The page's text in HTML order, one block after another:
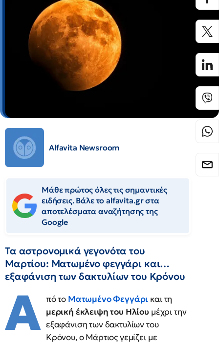
Alfavita Newsroom
Μάθε πρώτος όλες τις σημαντικές
ειδήσεις. Βάλε το alfavita.gr στα
αποτελέσματα αναζήτησης της
Google
Τα αστρονομικά γεγονότα του
Μαρτίου: Ματωμένο φεγγάρι και…
εξαφάνιση των δακτυλίων του Κρόνου
Α πό το Ματωμένο Φεγγάρι και τη
μερική έκλειψη του Ηλίου μέχρι την
εξαφάνιση των δακτυλίων του
Κρόνου, ο Μάρτιος γεμίζει με